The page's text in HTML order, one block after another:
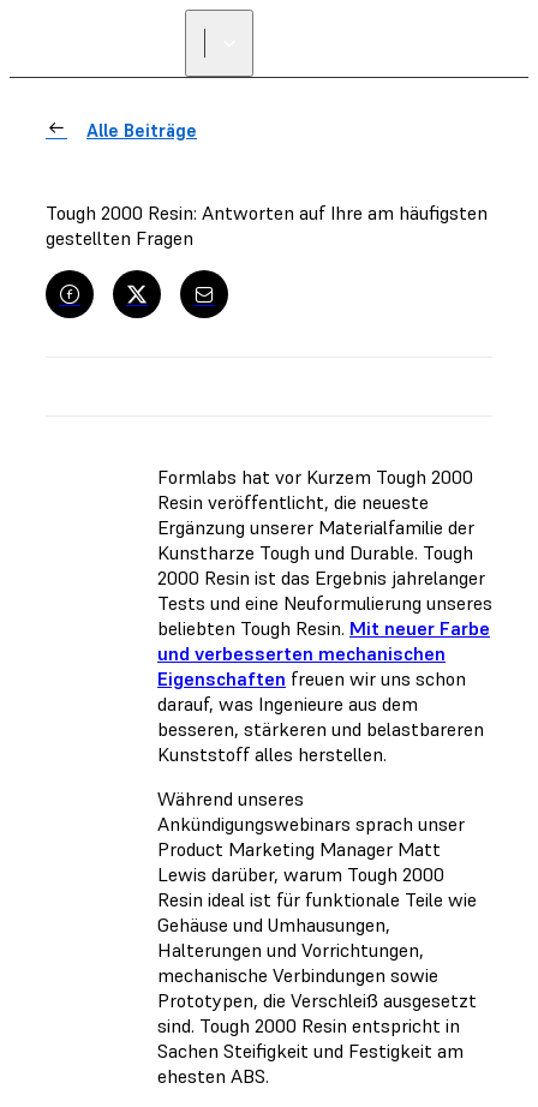
Alle Beiträge
Tough 2000 Resin: Antworten auf Ihre am häufigsten
gestellten Fragen
Formlabs hat vor Kurzem Tough 2000
Resin veröffentlicht, die neueste
Ergänzung unserer Materialfamilie der
Kunstharze Tough und Durable. Tough
2000 Resin ist das Ergebnis jahrelanger
Tests und eine Neuformulierung unseres
beliebten Tough Resin. Mit neuer Farbe
und verbesserten mechanischen
Eigenschaften freuen wir uns schon
darauf, was Ingenieure aus dem
besseren, stärkeren und belastbareren
Kunststoff alles herstellen.
Während unseres
Ankündigungswebinars sprach unser
Product Marketing Manager Matt
Lewis darüber, warum Tough 2000
Resin ideal ist für funktionale Teile wie
Gehäuse und Umhausungen,
Halterungen und Vorrichtungen,
mechanische Verbindungen sowie
Prototypen, die Verschleiß ausgesetzt
sind. Tough 2000 Resin entspricht in
Sachen Steifigkeit und Festigkeit am
ehesten ABS.